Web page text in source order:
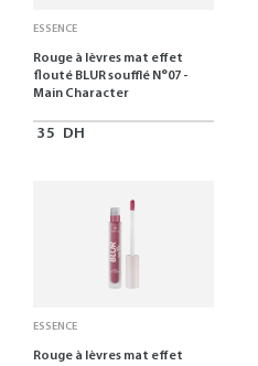
ESSENCE
Rouge à lèvres mat effet
flouté BLUR soufflé N°07 -
Main Character
35 DH
ESSENCE
Rouge à lèvres mat effet